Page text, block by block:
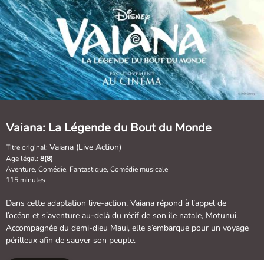
Vaiana: La Légende du Bout du Monde
Titre original: Vaiana (Live Action)
Age légal: 8(8)
Aventure, Comédie, Fantastique, Comédie musicale
115 minutes
Dans cette adaptation live-action, Vaiana répond à l’appel de
l’océan et s’aventure au-delà du récif de son île natale, Motunui.
Accompagnée du demi-dieu Maui, elle s’embarque pour un voyage
périlleux afin de sauver son peuple.